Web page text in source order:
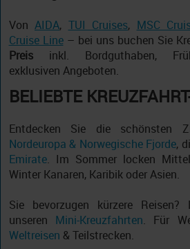
Von AIDA, TUI Cruises, MSC
Cruise Line– bei uns buchen Sie
Preisinkl. Bordguthaben,
exklusiven Angeboten.
BELIEBTE
Entdecken Sie die schönsten
Nordeuropa & Norwegische Fjorde,
Emirate. Im Sommer locken
Winter Kanaren, Karibik oder Asien.
Sie bevorzugen kürzere
unseren Mini-Kreuzfahrten. Für
Weltreisen & Teilstrecken.